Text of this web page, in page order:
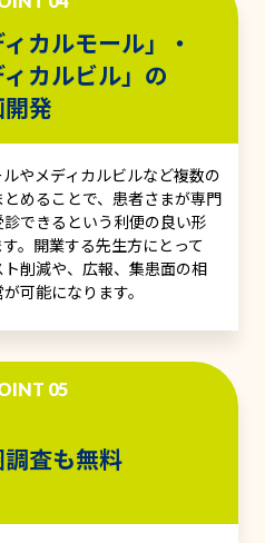
ィカルモール」・
ィカルビル」の
発
やメディカルビルなど複数の
めることで、患者さまが専門
できるという利便の良い形
。開業する先生方にとって
削減や、広報、集患面の相
可能になります。
05
査も無料